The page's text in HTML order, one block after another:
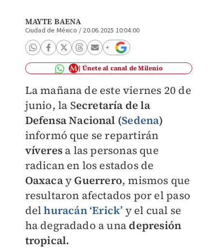
MAYTE BAENA
Ciudad de México / 20.06.2025 10:04:00
Únete al canal de Milenio
La mañana de este viernes 20 de
junio, la Secretaría de la
Defensa Nacional (Sedena)
informó que se repartirán
víveresa las personas que
radican en los estados de
Oaxacay Guerrero, mismos que
resultaron afectados por el paso
delhuracán ‘Erick’ y el cual se
ha degradado a una depresión
tropical.